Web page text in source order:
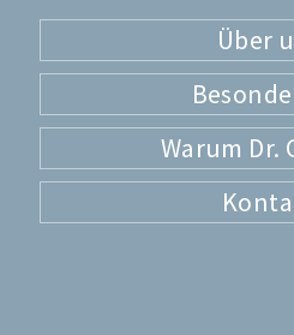
Über
Warum Dr.